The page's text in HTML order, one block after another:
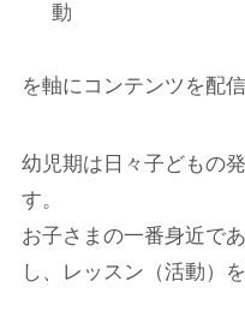
動
を軸にコンテンツを配
幼児期は日々子どもの
す。
お子さまの一番身近で
し、レッスン（活動）